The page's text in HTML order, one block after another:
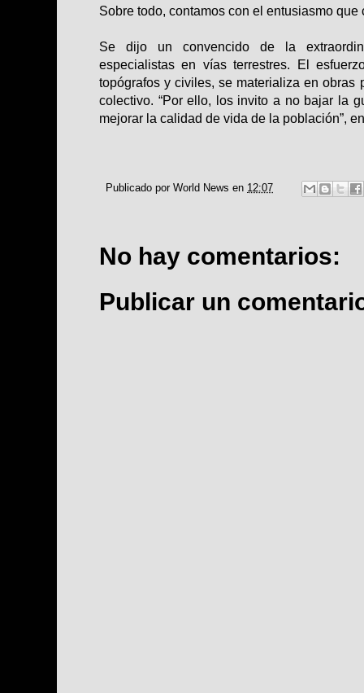
Sobre todo, contamos con el entusiasmo que
Se dijo un convencido de la
especialistas en vías terrestres. El
topógrafos y civiles, se materializa en obras
colectivo. “Por ello, los invito a no bajar la
mejorar la calidad de vida de la población”,
Publicado por World News en 12:07
No hay comentarios:
Publicar un